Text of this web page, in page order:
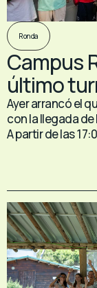
Ronda
Campus
último
Ayer arrancó el
con la llegada
A partir de las